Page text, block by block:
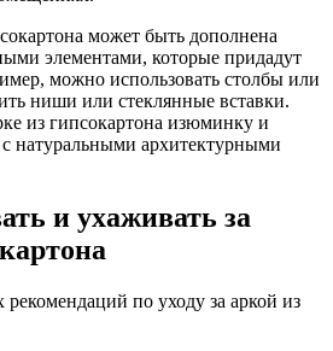
может быть дополнена
элементами, которые придадут
можно использовать столбы или
ниши или стеклянные вставки.
из гипсокартона изюминку и
с натуральными архитектурными
и ухаживать за
рекомендаций по уходу за аркой из